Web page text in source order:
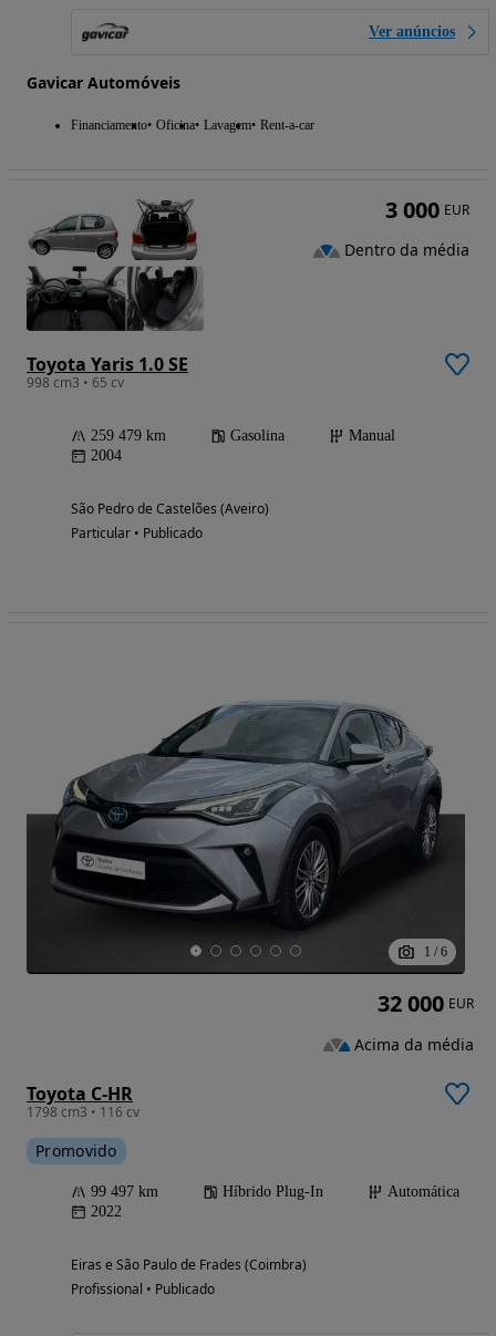
Ver anúncios
Gavicar Automóveis
Financiamento Oficina Lavagem Rent-a-car
Toyota Yaris 1.0 SE
998 cm3 • 65 cv
259 479 km Gasolina
Manual
2004
São Pedro de Castelões (Aveiro)
Particular • Publicado
3 000 EUR
Dentro da média
1 / 6
Toyota C-HR
1798 cm3 • 116 cv
Promovido
99 497 km Híbrido Plug-In
Automática
2022
Eiras e São Paulo de Frades (Coimbra)
Profissional • Publicado
32 000 EUR
Acima da média